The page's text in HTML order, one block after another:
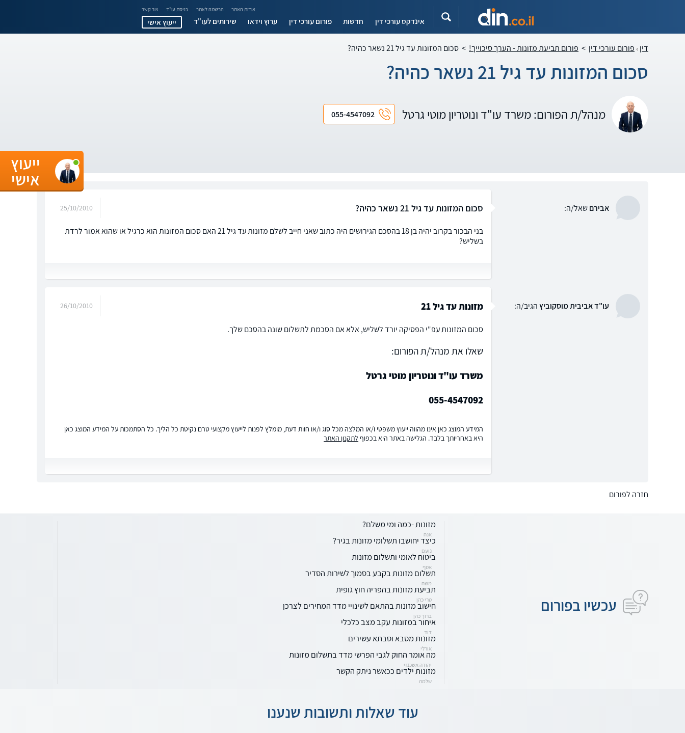
אודות האתר הרשמה לאתר כניסת עו"ד צור קשר
אינדקס עורכי דין חדשות פורום עורכי דין ערוץ וידאו שירותים לעו"ד ייעוץ אישי
דין פורום עורכי דין > פורום תביעת מזונות - הערך סיכוייך! > סכום המזונות עד גיל 21 נשאר כהיה?
סכום המזונות עד גיל 21 נשאר כהיה?
מנהל/ת הפורום: משרד עו"ד ונוטריון מוטי גרטל 055-4547092
אבירםשאל/ה: סכום המזונות עד גיל 21 נשאר כהיה? 25/10/2010
בני הבכור בקרוב יהיה בן 18 בהסכם הגירושים היה כתוב שאני חייב לשלם מזונות עד גיל 21 האם סכום המזונות הוא כרגיל או שהוא אמור לרדת
בשליש?
עו"ד אביבית מוסקוביץהגיב/ה: מזונות עד גיל 21 26/10/2010
סכום המזונות עפ"י הפסיקה יורד לשליש, אלא אם הסכמת לתשלום שונה בהסכם שלך.
שאלו את מנהל/ת הפורום:
משרד עו"ד ונוטריון מוטי גרטל
055-4547092
המידע המוצג כאן אינו מהווה ייעוץ משפטי ו/או המלצה מכל סוג ו/או חוות דעת, מומלץ לפנות לייעוץ מקצועי טרם נקיטת כל הליך. כל הסתמכות על המידע המוצג כאן
היא באחריותך בלבד. הגלישה באתר היא בכפוף לתקנון האתר
חזרה לפורום
עכשיו בפורום
מזונות -כמה ומי משלם?
אנה
כיצד יחושבו תשלומי מזונות בגיר?
נועם
ביטוח לאומי ותשלום מזונות
אסף
תשלום מזונות בקבע בסמוך לשירות הסדיר
משה
תביעת מזונות בהפריה חוץ גופית
טרי כהן
חישוב מזונות בהתאם לשינויי מדד המחירים לצרכן
ברוך כהן
איחור במזונות עקב מצב כלכלי
דוד
מזונות מסבא וסבתא עשירים
אורלי
מה אומר החוק לגבי הפרשי מדד בתשלום מזונות
יהודה אשכנזי
מזונות ילדים ככאשר ניתק הקשר
שלמה
עוד שאלות ותשובות שנענו
ייעוץ
אישי